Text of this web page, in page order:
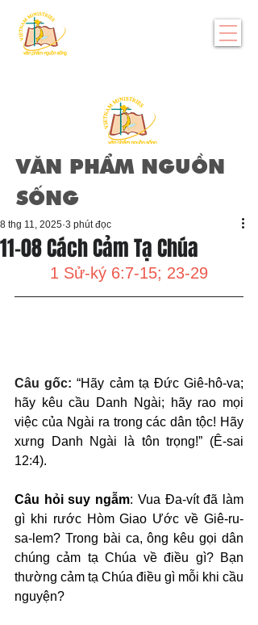
VĂN PHẨM NGUỒN
SỐNG
11-08 Cách Cảm Tạ Chúa
8 thg 11, 2025 3 phút đọc
1 Sử-ký 6:7-15; 23-29
Câu gốc: “Hãy cảm tạ Đức Giê-hô-va;
hãy kêu cầu Danh Ngài; hãy rao mọi
việc của Ngài ra trong các dân tộc! Hãy
xưng Danh Ngài là tôn trọng!” (Ê-sai
12:4).
Câu hỏi suy ngẫm: Vua Đa-vít đã làm
gì khi rước Hòm Giao Ước về Giê-ru-
sa-lem? Trong bài ca, ông kêu gọi dân
chúng cảm tạ Chúa về điều gì? Bạn
thường cảm tạ Chúa điều gì mỗi khi cầu
nguyện?